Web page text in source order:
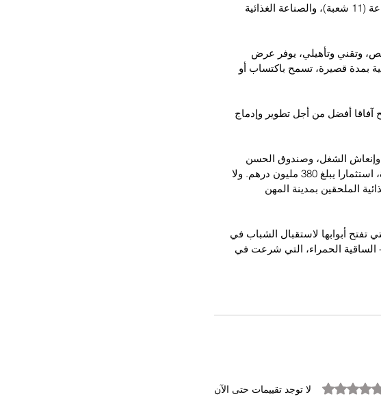
شعبة)، والسياحة والفندقة (13 شعبة)، والتجارة والتسيير (13 شعبة)، والصناعة (11 شعبة)، والصناعة الغذائية
وتقني وتأهيلي، يوفر عرض
بمدة قصيرة، تسمح باكتساب أو
آفاقا أفضل من أجل تطوير وإدماج
وإنعاش الشغل، وصندوق الحسن
الثاني للتنمية الاقتصادية والاجتماعية، ومجلس جهة الرباط – سلا - القنيطرة، استثمارا يبلغ 380 مليون درهم. ولا
الملحقين بمدينة المهن
تفتح أبوابها لاستقبال الشباب في
الساقية الحمراء، التي شرعت في
التقييم بـ 0 من أصل 5 نجوم. لا توجد تقييمات حتى الآن